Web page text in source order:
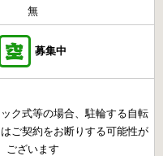
無
募集中
ク式等の場合、駐輪する自転
ご契約をお断りする可能性が
ございます